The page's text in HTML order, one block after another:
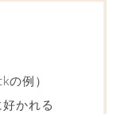
例）
かれる